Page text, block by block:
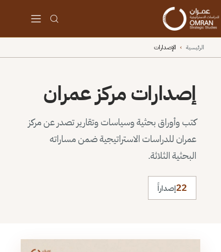
الرئيسية › الإصدارات
إصدارات مركز عمران
كتب وأوراق بحثية وسياسات وتقارير تصدر عن مركز
عمران للدراسات الاستراتيجية ضمن مساراته
البحثية الثلاثة.
22إصداراً